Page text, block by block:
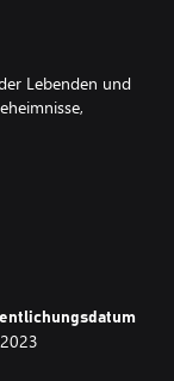
Lebenden und